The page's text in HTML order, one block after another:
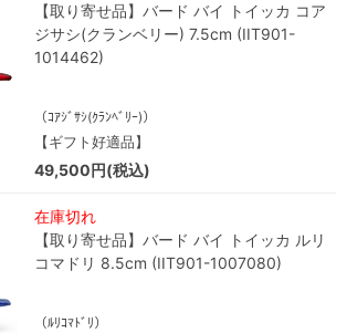
【取り寄せ品】バード バイ トイッカ コア
ジサシ(クランベリー) 7.5cm (IIT901-
1014462)
（ｺｱｼﾞｻｼ(ｸﾗﾝﾍﾞﾘｰ)）
【ギフト好適品】
49,500円(税込)
在庫切れ
【取り寄せ品】バード バイ トイッカ ルリ
コマドリ 8.5cm (IIT901-1007080)
（ﾙﾘｺﾏﾄﾞﾘ）